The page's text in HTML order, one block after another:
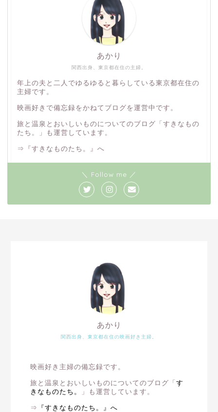
関西出身、東京都在住の主婦。
あかり
年上の夫と二人でゆるゆると暮らしている東京都在住の
主婦です。
映画好きで備忘録をかねてブログを運営中です。
旅と温泉とおいしいものについてのブログ「 すきなもの
たち。
」も運営しています。
⇒ 『すきなものたち。』へ
＼ Follow me ／
関西出身、東京都在住の映画好き主婦。
あかり
映画好き主婦の備忘録です。
旅と温泉とおいしいものについてのブログ「す
きなものたち。
」も運営しています。
⇒ 『すきなものたち。』へ